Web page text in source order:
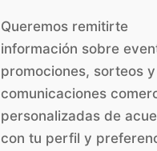
Queremos remitirte
información sobre
promociones, sorteos
comunicaciones
personalizadas de
con tu perfil y